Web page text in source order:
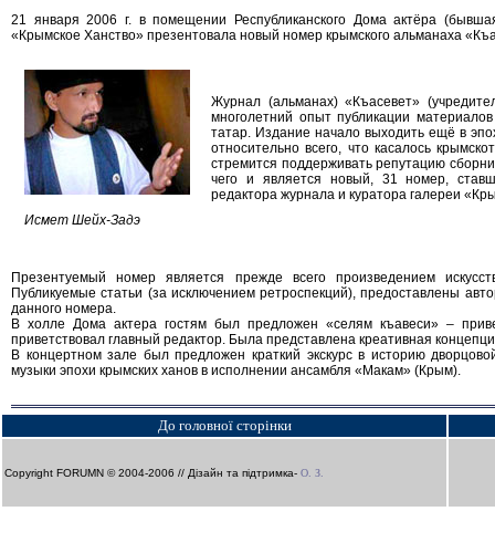
21 января 2006 г. в помещении Республиканского Дома актёра
«Крымское Ханство» презентовала новый номер крымского альманаха
Исмет Шейх-Задэ
Журнал (альманах) «Къасевет»
многолетний опыт публикации
татар. Издание начало выходить ещё в
относительно всего, что касалось
стремится поддерживать репутацию
чего и является новый, 31 номер,
редактора журнала и куратора галереи
Презентуемый номер является прежде всего произведением
Публикуемые статьи (за исключением ретроспекций), предоставлены
данного номера.
В холле Дома актера гостям был предложен «селям къавеси» –
приветствовал главный редактор. Была представлена креативная
В концертном зале был предложен краткий экскурс в историю
музыки эпохи крымских ханов в исполнении ансамбля «Макам» (Крым).
До головної сторінки
Copyright FORUMN © 2004-2006 // Дізайн та підтримка- О. З.